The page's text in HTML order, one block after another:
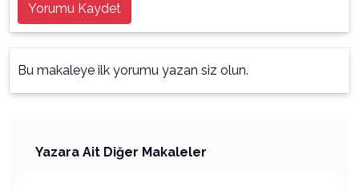
Yorumu Kaydet
Bu makaleye ilk yorumu yazan siz olun.
Yazara Ait Diğer Makaleler